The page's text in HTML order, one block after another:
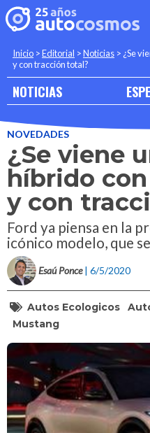
Inicio >Editorial >Noticias > ¿Se
y con tracción total?
NOTICIAS
NOVEDADES
¿Se viene
híbrido
y con
Ford ya piensa en la
icónico modelo, que
Esaú Ponce | 6/5/2020
Autos Ecologicos
Mustang